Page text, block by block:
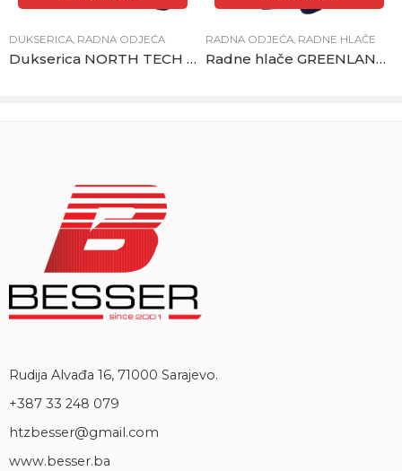
DUKSERICA, RADNA ODJEĆA
Dukserica NORTH TECH sivo-crna
RADNA ODJEĆA, RADNE HLAČE
Radne hlače GREENLAND plavo-crne
Rudija Alvađa 16, 71000 Sarajevo.
+387 33 248 079
htzbesser@gmail.com
www.besser.ba